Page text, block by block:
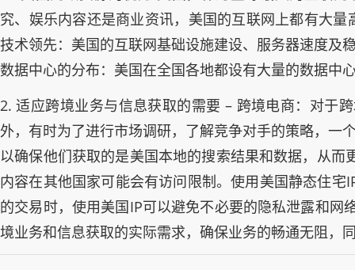
究、娱乐内容还是商业资讯，美国的互联网上都有大
技术领先：美国的互联网基础设施建设、服务器速度及
数据中心的分布：美国在全国各地都设有大量的数据
2. 适应跨境业务与信息获取的需要 – 跨境电商：对于
外，有时为了进行市场调研，了解竞争对手的策略，一
以确保他们获取的是美国本地的搜索结果和数据，从
内容在其他国家可能会有访问限制。使用美国静态住
的交易时，使用美国IP可以避免不必要的隐私泄露和
境业务和信息获取的实际需求，确保业务的畅通无阻，